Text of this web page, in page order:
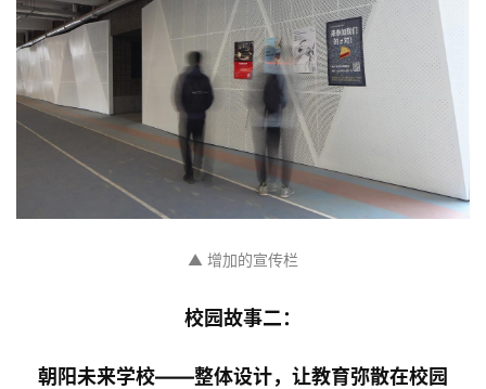
▲ 增加的宣传栏
校园故事二：
朝阳未来学校——整体设计，让教育弥散在校园